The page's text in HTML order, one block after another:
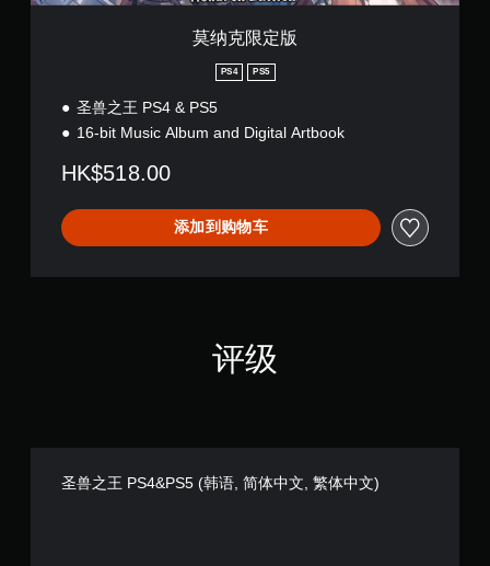
莫纳克限定版
PS4 PS5
圣兽之王 PS4 & PS5
16-bit Music Album and Digital Artbook
HK$518.00
添加到购物车
评级
圣兽之王 PS4&PS5 (韩语, 简体中文, 繁体中文)